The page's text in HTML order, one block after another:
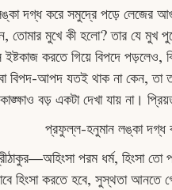
দগ্ধ করে সমুদ্রে পড়ে লেজের
তোমার মুখে কী হলো? তার যে মুখ
ইষ্টকাজ করতে গিয়ে বিপদে
বিপদ-আপদ যতই থাক না কেন, তা
বড় একটা দেখা যায় না।
প্রফুল্ল-হনুমান লঙ্কা দগ্ধ
পরম ধর্ম, হিংসা তো
হিংসা করতে হবে, সুস্থতা